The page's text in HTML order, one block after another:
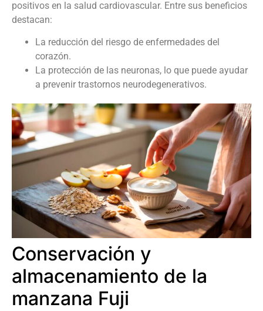
positivos en la salud cardiovascular. Entre sus beneficios
destacan:
La reducción del riesgo de enfermedades del
corazón.
La protección de las neuronas, lo que puede ayudar
a prevenir trastornos neurodegenerativos.
Conservación y
almacenamiento de la
manzana Fuji